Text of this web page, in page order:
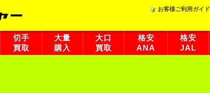
お客様ご利用ガイド
切手
買取
大量
購入
大口
買取
格安
ANA
格安
JAL